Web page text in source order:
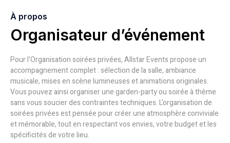
À propos
Organisateur d’événement
Pour l'Organisation soirées privées, Allstar Events propose un
accompagnement complet : sélection de la salle, ambiance
musicale, mises en scène lumineuses et animations originales.
Vous pouvez ainsi organiser une garden-party ou soirée à thème
sans vous soucier des contraintes techniques. L'organisation de
soirées privées est pensée pour créer une atmosphère conviviale
et mémorable, tout en respectant vos envies, votre budget et les
spécificités de votre lieu.